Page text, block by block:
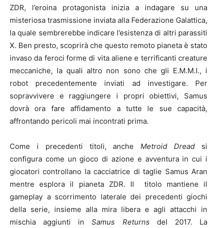
ZDR, l’eroina protagonista inizia a indagare su una
misteriosa trasmissione inviata alla Federazione Galattica,
la quale sembrerebbe indicare l’esistenza di altri parassiti
X. Ben presto, scoprirà che questo remoto pianeta è stato
invaso da feroci forme di vita aliene e terrificanti creature
meccaniche, la quali altro non sono che gli E.M.M.I., i
robot precedentemente inviati ad investigare. Per
sopravvivere e raggiungere i propri obiettivi, Samus
dovrà ora fare affidamento a tutte le sue capacità,
affrontando pericoli mai incontrati prima.
Come i precedenti titoli, ancheMetroid Dread si
configura come un gioco di azione e avventura in cui i
giocatori controllano la cacciatrice di taglie Samus Aran
mentre esplora il pianeta ZDR. Il titolo mantiene il
gameplay a scorrimento laterale dei precedenti giochi
della serie, insieme alla mira libera e agli attacchi in
mischia aggiunti inSamus Returns del 2017. La